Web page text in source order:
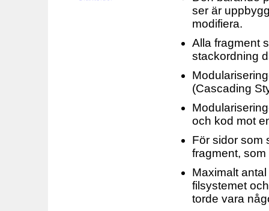
ser är
modifiera.
Alla fragment
stackordning
(Cascading
och kod mot
För sidor som
fragment,
Maximalt
filsystemet
torde vara